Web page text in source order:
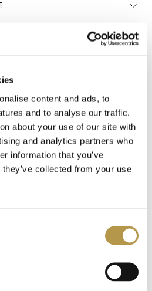
content and ads, to
and to analyse our traffic.
about your use of our site with
and analytics partners who
information that you’ve
collected from your use